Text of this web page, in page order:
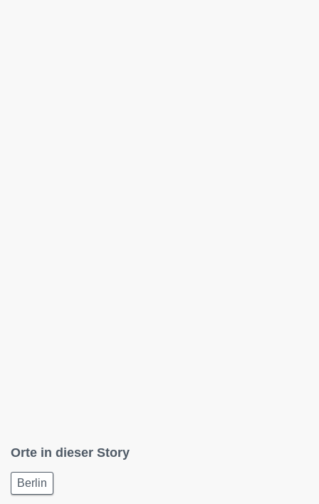
Orte in dieser Story
Berlin